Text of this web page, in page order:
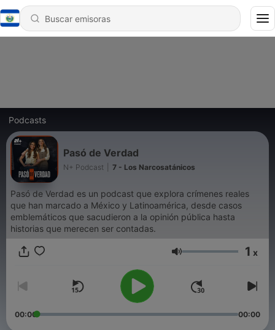
Podcasts
Pasó de Verdad
N+ Podcast 7 - Los Narcosatánicos
Pasó de Verdad es un podcast que explora crímenes reales
que han marcado a México y Latinoamérica, desde casos
emblemáticos que sacudieron a la opinión pública hasta
historias que merecen ser contadas.
Volumen 1 x
00:00 00:00